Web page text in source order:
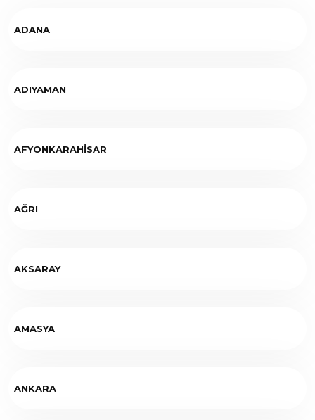
ADANA
ADIYAMAN
AFYONKARAHİSAR
AĞRI
AKSARAY
AMASYA
ANKARA